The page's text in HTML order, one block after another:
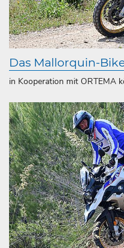
Das Mallorquin-
in Kooperation mit ORTEMA